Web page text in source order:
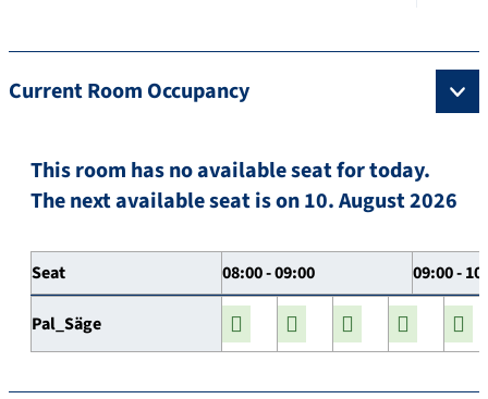
Current Room Occupancy
This room has no available seat for today.
The next available seat is on 10. August 2026
Seat 08:00 - 09:00 09:00 -
Pal_Säge